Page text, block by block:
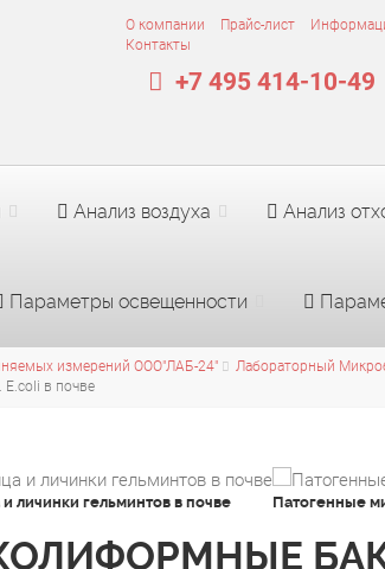
О компании Прайс-лист
Контакты
+7 495 414-10-49
Анализ воздуха Анализ
Параметры освещенности
измерений ООО"ЛАБ-24"
Лабораторный
в почве
личинки гельминтов в почве Патогенные